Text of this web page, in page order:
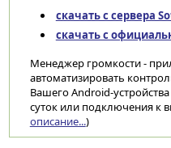
скачать с сервера
скачать с
Менеджер громкости -
автоматизировать
Вашего Android-
суток или подключения к
описание...)